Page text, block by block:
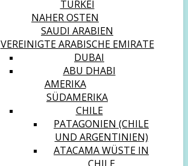
TÜRKEI
NAHER OSTEN
SAUDI ARABIEN
VEREINIGTE ARABISCHE EMIRATE
DUBAI
ABU DHABI
AMERIKA
SÜDAMERIKA
CHILE
PATAGONIEN (CHILE
UND ARGENTINIEN)
ATACAMA WÜSTE IN